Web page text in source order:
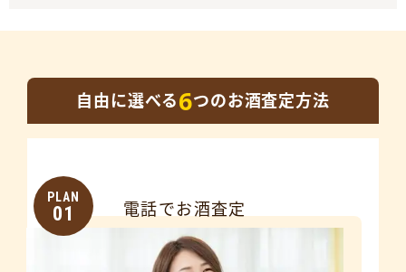
自由に選べる6つのお酒査定方法
PLAN
01 電話でお酒査定